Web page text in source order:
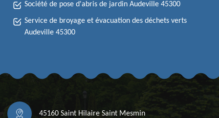
Société de pose d'abris de jardin Audeville 45300
Service de broyage et évacuation des déchets verts
Audeville 45300
45160 Saint Hilaire Saint Mesmin